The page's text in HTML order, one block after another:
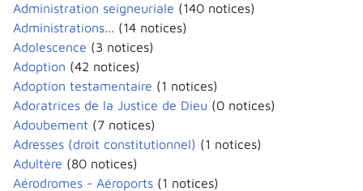
Administration seigneuriale (140 notices)
Administrations... (14 notices)
Adolescence (3 notices)
Adoption (42 notices)
Adoption testamentaire (1 notices)
Adoratrices de la Justice de Dieu (0 notices)
Adoubement (7 notices)
Adresses (droit constitutionnel) (1 notices)
Adultère (80 notices)
Aérodromes - Aéroports (1 notices)